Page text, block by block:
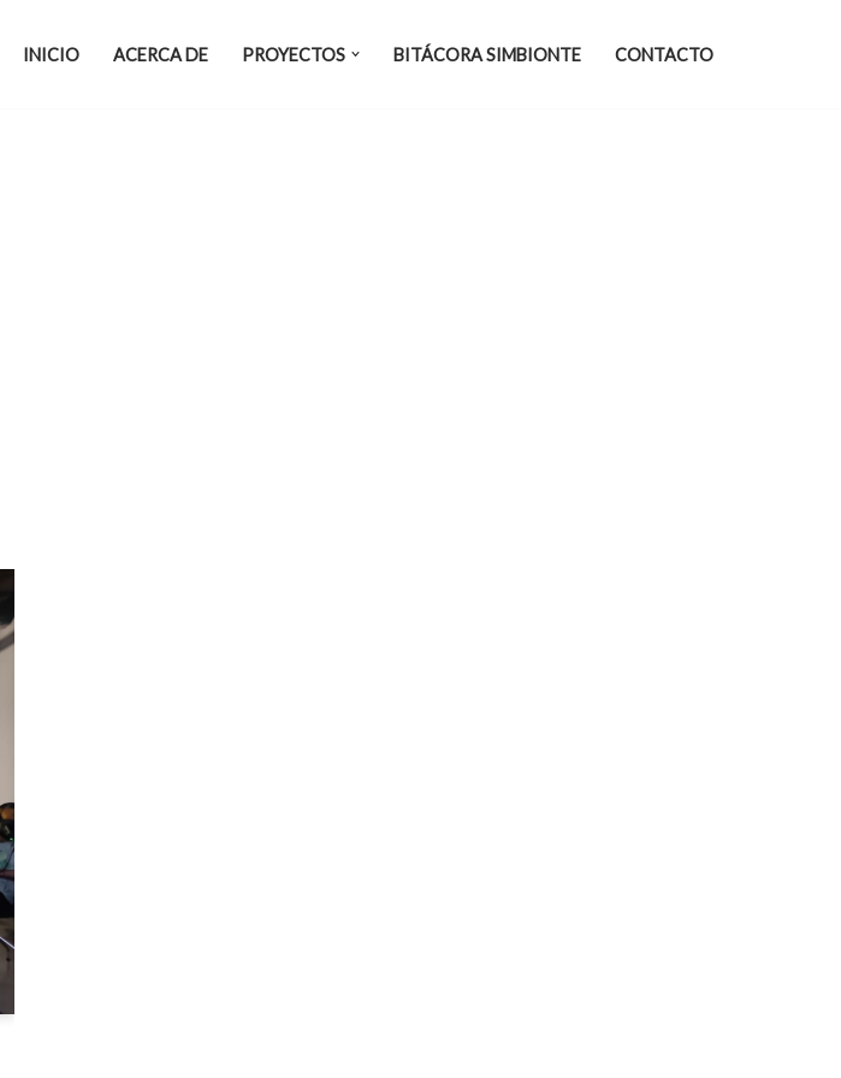
INICIO ACERCA DE PROYECTOS BITÁCORA SIMBIONTE CONTACTO